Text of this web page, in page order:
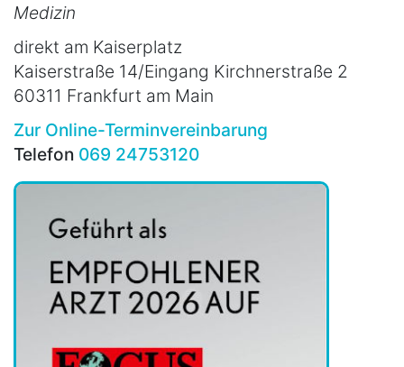
Medizin
direkt am Kaiserplatz
Kaiserstraße 14/Eingang Kirchnerstraße 2
60311 Frankfurt am Main
Zur Online-Terminvereinbarung
Telefon 069 24753120